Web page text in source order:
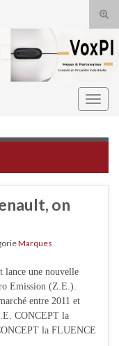
on
Marques
lance une nouvelle
Emission (Z.E.).
entre 2011 et
CONCEPT la
la FLUENCE